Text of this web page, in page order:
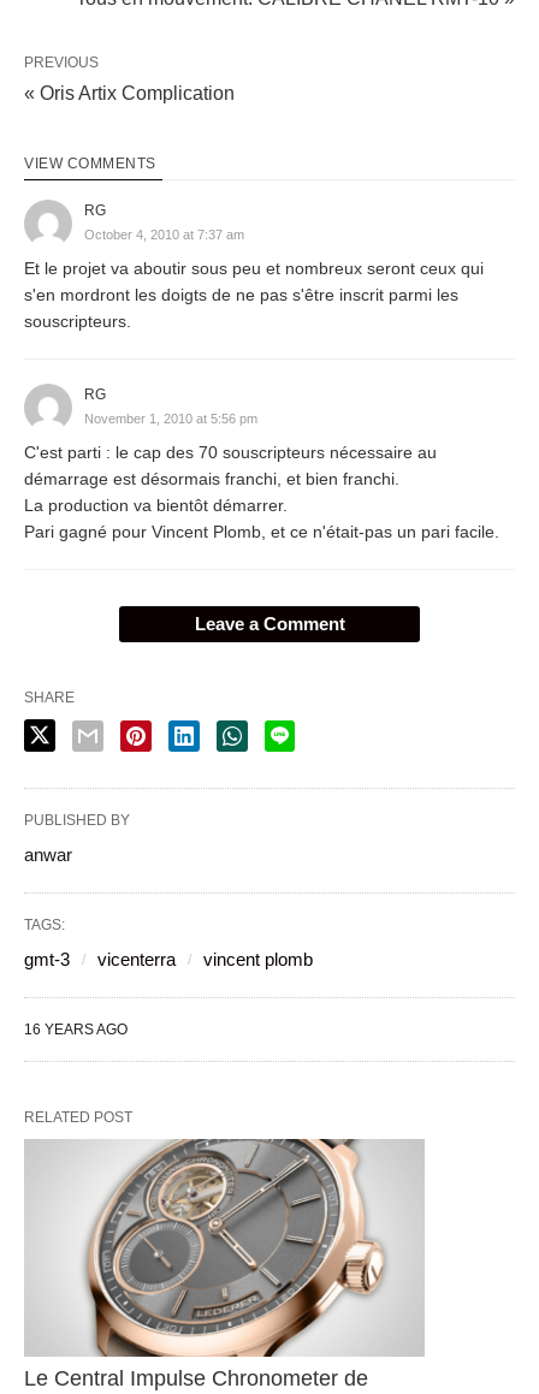
PREVIOUS
« Oris Artix Complication
VIEW COMMENTS
RG
October 4, 2010 at 7:37 am
Et le projet va aboutir sous peu et nombreux seront ceux qui
s'en mordront les doigts de ne pas s'être inscrit parmi les
souscripteurs.
RG
November 1, 2010 at 5:56 pm
C'est parti : le cap des 70 souscripteurs nécessaire au
démarrage est désormais franchi, et bien franchi.
La production va bientôt démarrer.
Pari gagné pour Vincent Plomb, et ce n'était-pas un pari facile.
Leave a Comment
SHARE
PUBLISHED BY
anwar
TAGS:
gmt-3 vicenterra vincent plomb
16 YEARS AGO
RELATED POST
Le Central Impulse Chronometer de